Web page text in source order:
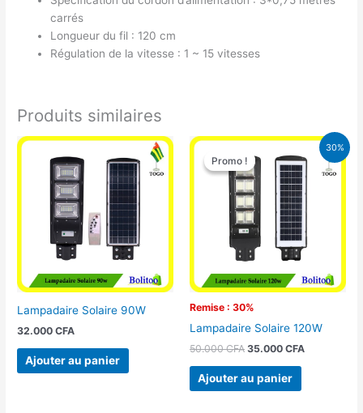
carrés
Longueur du fil : 120 cm
Régulation de la vitesse : 1 ~ 15 vitesses
Produits similaires
Lampadaire Solaire 90W
32.000CFA
Ajouter au panier
30%
Promo !
Remise : 30%
Promo !
Lampadaire Solaire 120W
50.000CFA
Le
prix
initial
était :
50.000 CFA.
35.000 CFA
Le
prix
actuel
est :
35.000
Ajouter au panier